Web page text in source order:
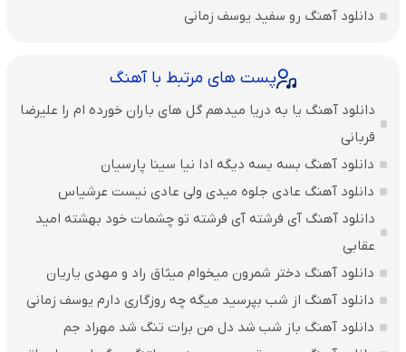
دانلود آهنگ رو سفید یوسف زمانی
پست های مرتبط با آهنگ
دانلود آهنگ یا به دریا میدهم گل های باران‌ خورده ام را علیرضا
قربانی
دانلود آهنگ بسه بسه دیگه ادا نیا سینا پارسیان
دانلود آهنگ عادی جلوه میدی ولی عادی نیست عرشیاس
دانلود آهنگ آی فرشته آی فرشته تو چشمات خود بهشته امید
عقابی
دانلود آهنگ دختر شمرون میخوام میثاق راد و مهدی یاریان
دانلود آهنگ از شب بپرسید میگه چه روزگاری دارم یوسف زمانی
دانلود آهنگ باز شب شد دل من برات تنگ شد مهراد جم